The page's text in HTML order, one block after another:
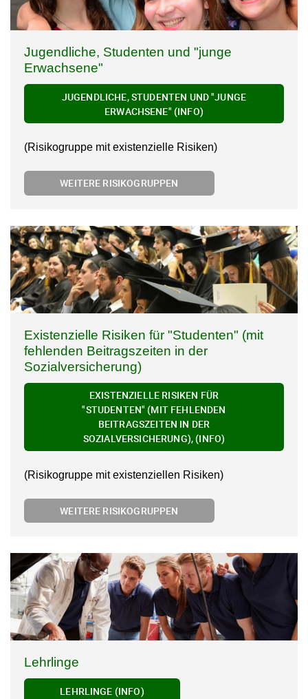
Jugendliche, Studenten und "junge
Erwachsene"
JUGENDLICHE, STUDENTEN UND "JUNGE
ERWACHSENE" (INFO)
(Risikogruppe mit existenzielle Risiken)
WEITERE RISIKOGRUPPEN
Existenzielle Risiken für "Studenten" (mit
fehlenden Beitragszeiten in der
Sozialversicherung)
EXISTENZIELLE RISIKEN FÜR
"STUDENTEN" (MIT FEHLENDEN
BEITRAGSZEITEN IN DER
SOZIALVERSICHERUNG), (INFO)
(Risikogruppe mit existenziellen Risiken)
WEITERE RISIKOGRUPPEN
Lehrlinge
LEHRLINGE (INFO)